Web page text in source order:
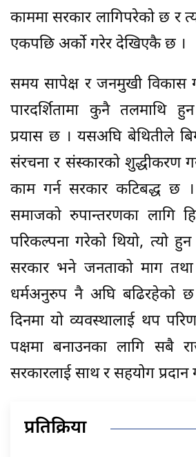
काममा सरकार लागिपरेको छ र
एकपछि अर्काे गरेर देखिएकै छ ।
समय सापेक्ष र जनमुखी विकास
पारदर्शितामा कुनै तलमाथि
प्रयास छ । यसअघि बेथितीले
संरचना र संस्कारको शुद्धीकरण
काम गर्न सरकार कटिबद्ध छ
समाजको रुपान्तरणका लागि
परिकल्पना गरेको थियो, त्यो
सरकार भने जनताको माग तथा
धर्मअनुरुप नै अघि बढिरहेको
दिनमा यो व्यवस्थालाई थप
पक्षमा बनाउनका लागि सबै
सरकारलाई साथ र सहयोग प्रदान
प्रतिक्रिया